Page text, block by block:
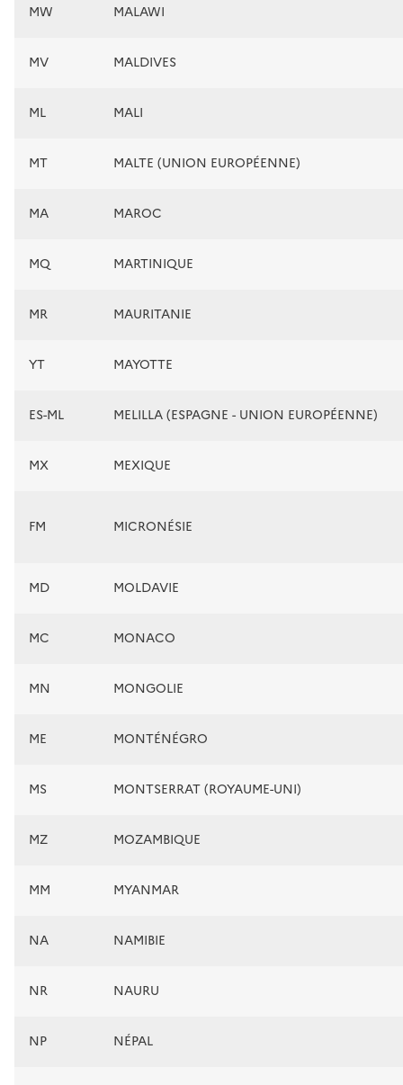
MW MALAWI
MV MALDIVES
ML MALI
MT MALTE (UNION EUROPÉENNE)
MA MAROC
MQ MARTINIQUE
MR MAURITANIE
YT MAYOTTE
ES-ML MELILLA (ESPAGNE - UNION EUROPÉENNE)
MX MEXIQUE
FM MICRONÉSIE
MD MOLDAVIE
MC MONACO
MN MONGOLIE
ME MONTÉNÉGRO
MS MONTSERRAT (ROYAUME-UNI)
MZ MOZAMBIQUE
MM MYANMAR
NA NAMIBIE
NR NAURU
NP NÉPAL